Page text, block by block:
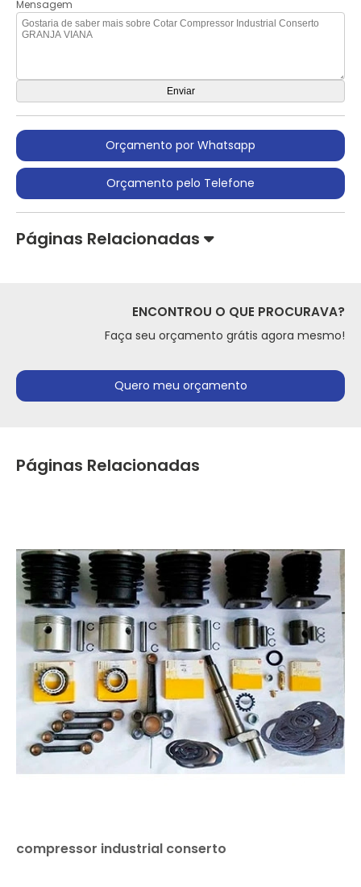
Mensagem
Orçamento por Whatsapp
Orçamento pelo Telefone
Páginas Relacionadas
ENCONTROU O QUE PROCURAVA?
Faça seu orçamento grátis agora mesmo!
Quero meu orçamento
Páginas Relacionadas
compressor industrial conserto